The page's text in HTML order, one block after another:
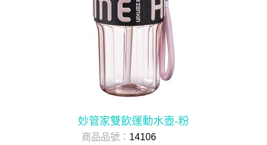
妙管家雙飲運動水壺-粉
商品品號： 14106